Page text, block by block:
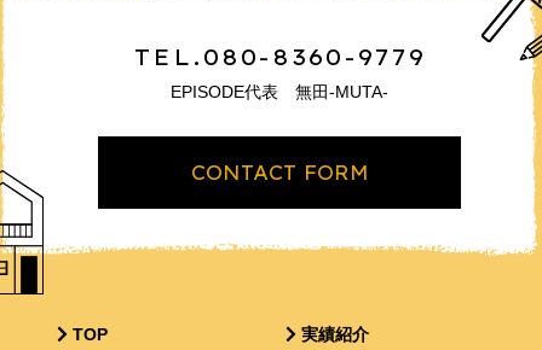
TEL.080-8360-9779
EPISODE代表 無田-MUTA-
CONTACT FORM
TOP 実績紹介